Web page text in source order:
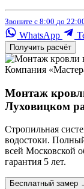
Звоните с 8:00 до
WhatsApp
Получить расчёт
Компания
Монтаж
Луховицком
Стропильная
водостоки.
всей Московской
гарантия 5 лет.
Бесплатный замер